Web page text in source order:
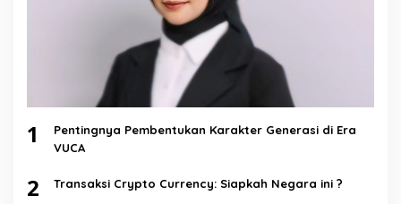
1
Pentingnya Pembentukan Karakter Generasi di Era
VUCA
2 Transaksi Crypto Currency: Siapkah Negara ini ?